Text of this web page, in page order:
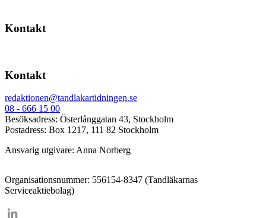
Kontakt
Kontakt
redaktionen@tandlakartidningen.se
08 - 666 15 00
Besöksadress: Österlånggatan 43, Stockholm
Postadress: Box 1217, 111 82 Stockholm
Ansvarig utgivare: Anna Norberg
Organisationsnummer: 556154-8347 (Tandläkarnas
Serviceaktiebolag)